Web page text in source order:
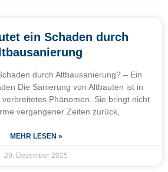
ein Schaden durch
durch Altbausanierung? – Ein
Die Sanierung von Altbauten ist in
Phänomen. Sie bringt nicht
vergangener Zeiten zurück,
MEHR LESEN »
29. Dezember 2025